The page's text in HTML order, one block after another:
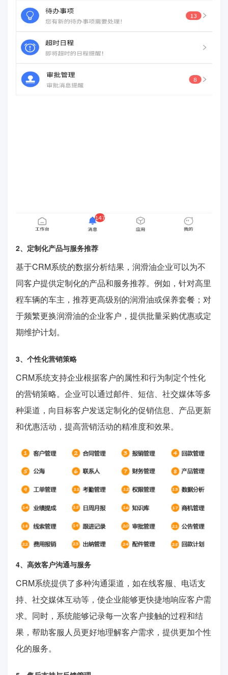
2、定制化产品与服务推荐
基于CRM系统的数据分析结果，润滑油企业可以为不
同客户提供定制化的产品和服务推荐。例如，针对高里
程车辆的车主，推荐更高级别的润滑油或保养套餐；对
于频繁更换润滑油的企业客户，提供批量采购优惠或定
期维护计划。
3、个性化营销策略
CRM系统支持企业根据客户的属性和行为制定个性化
的营销策略。企业可以通过邮件、短信、社交媒体等多
种渠道，向目标客户发送定制化的促销信息、产品更新
和优惠活动，提高营销活动的精准度和效果。
4、高效客户沟通与服务
CRM系统提供了多种沟通渠道，如在线客服、电话支
持、社交媒体互动等，使企业能够更快捷地响应客户需
求。同时，系统能够记录每一次客户接触的过程和结
果，帮助客服人员更好地理解客户需求，提供更加个性
化的服务。